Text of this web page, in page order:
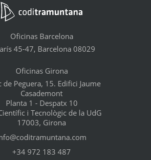
Oficinas Barcelona
45-47, Barcelona 08029
Oficinas Girona
de Peguera, 15. Edifici Jaume
Casademont
Planta 1 - Despatx 10
i Tecnològic de la UdG
17003, Girona
+34 972 183 487